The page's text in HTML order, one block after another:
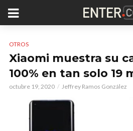
OTROS
Xiaomi muestra su
100% en tan solo 19
octubre 19, 2020 Jeffrey Ramos González